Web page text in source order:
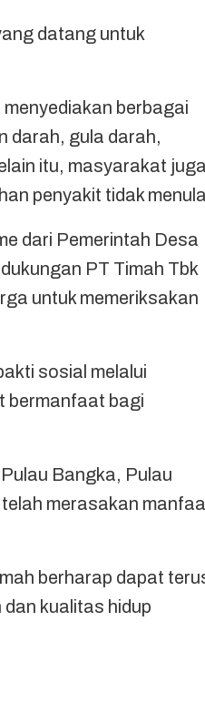
datang untuk
berbagai
darah, gula darah,
itu, masyarakat juga
penyakit tidak
dari Pemerintah Desa
PT Timah Tbk
untuk memeriksakan
sosial melalui
bermanfaat bagi
Bangka, Pulau
merasakan
berharap dapat
kualitas hidup